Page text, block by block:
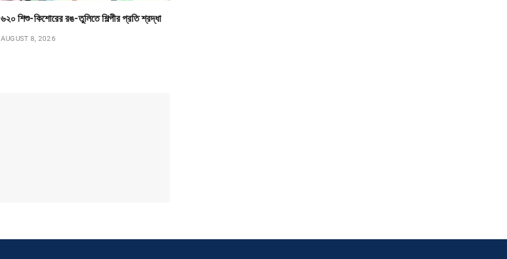
৬২০ শিশু-কিশোরের রঙ-তুলিতে শিল্পীর প্রতি শ্রদ্ধা
AUGUST 8, 2026